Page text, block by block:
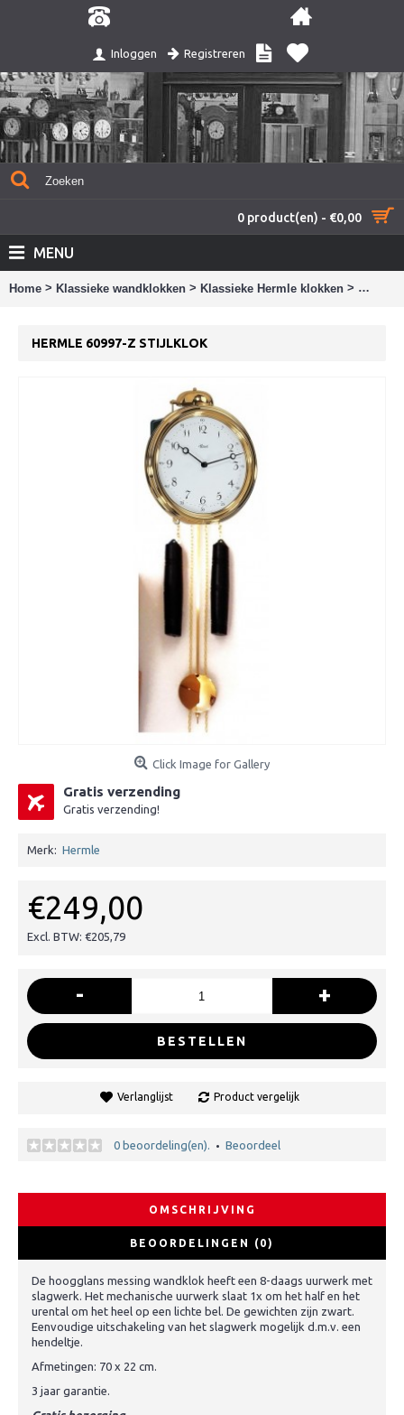
Inloggen Registreren
0 product(en) - €0,00
MENU
Home > Klassieke wandklokken > Klassieke Hermle klokken > Hermle
HERMLE 60997-Z STIJLKLOK
Click Image for Gallery
Gratis verzending
Gratis verzending!
Merk: Hermle
€249,00
Excl. BTW: €205,79
- +
BESTELLEN
Verlanglijst Product vergelijk
0 beoordeling(en). • Beoordeel
OMSCHRIJVING
BEOORDELINGEN (0)
De hoogglans messing wandklok heeft een 8-daags uurwerk met
slagwerk. Het mechanische uurwerk slaat 1x om het half en het
urental om het heel op een lichte bel. De gewichten zijn zwart.
Eenvoudige uitschakeling van het slagwerk mogelijk d.m.v. een
hendeltje.
Afmetingen: 70 x 22 cm.
3 jaar garantie.